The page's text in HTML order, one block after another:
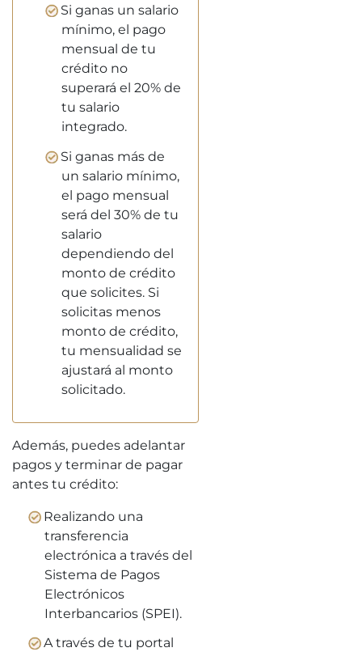
Si ganas un salario
mínimo, el pago
mensual de tu
crédito no
superará el 20% de
tu salario
integrado.
Si ganas más de
un salario mínimo,
el pago mensual
será del 30% de tu
salario
dependiendo del
monto de crédito
que solicites. Si
solicitas menos
monto de crédito,
tu mensualidad se
ajustará al monto
solicitado.
Además, puedes adelantar
pagos y terminar de pagar
antes tu crédito:
Realizando una
transferencia
electrónica a través del
Sistema de Pagos
Electrónicos
Interbancarios (SPEI).
A través de tu portal